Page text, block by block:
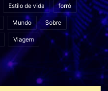
Estilo de vida forró
Mundo Sobre
Viagem